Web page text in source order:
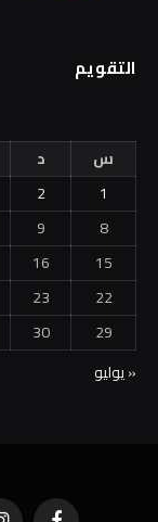
التقويم
س
د
1
2
8
9
15
16
22
23
29
30
« يوليو